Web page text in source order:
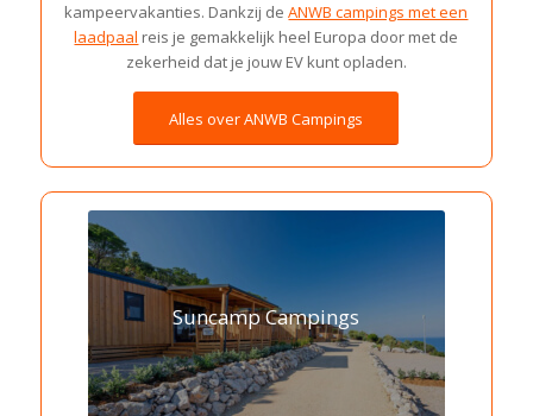
kampeervakanties. Dankzij deANWB campings met een
laadpaal reis je gemakkelijk heel Europa door met de
zekerheid dat je jouw EV kunt opladen.
Alles over ANWB Campings
Suncamp Campings